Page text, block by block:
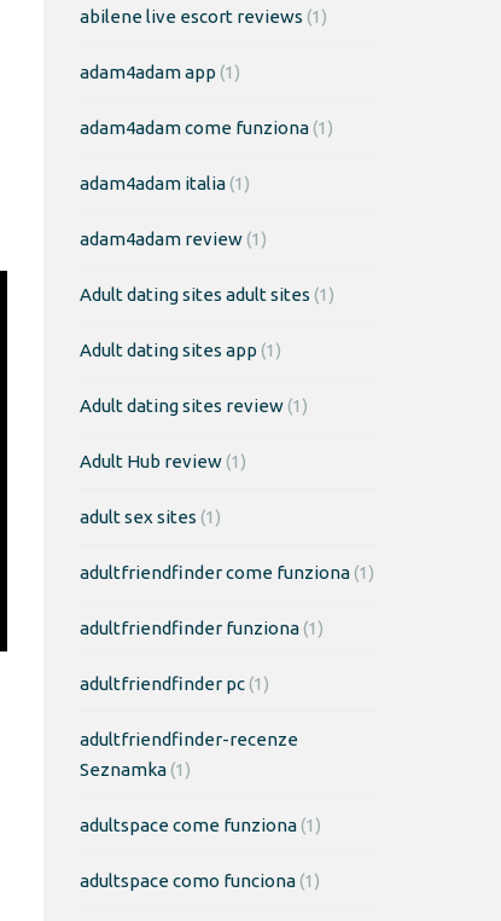
abilene live escort reviews (1)
adam4adam app (1)
adam4adam come funziona(1)
adam4adam italia(1)
adam4adam review(1)
Adult dating sites adult sites (1)
Adult dating sites app (1)
Adult dating sites review(1)
Adult Hub review(1)
adult sex sites (1)
adultfriendfinder come funziona(1)
adultfriendfinder funziona(1)
adultfriendfinder pc(1)
adultfriendfinder-recenze
Seznamka(1)
adultspace come funziona(1)
adultspace como funciona(1)